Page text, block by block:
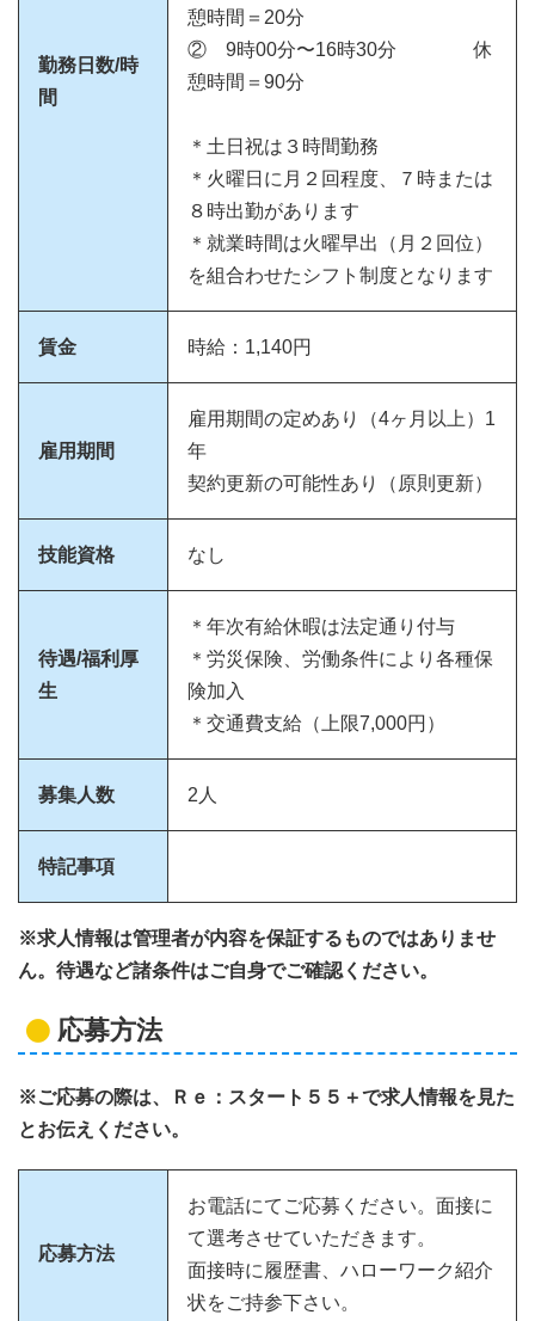
勤務日数/時
間
憩時間＝20分
② 9時00分〜16時30分 休
憩時間＝90分
＊土日祝は３時間勤務
＊火曜日に月２回程度、７時または
８時出勤があります
＊就業時間は火曜早出（月２回位）
を組合わせたシフト制度となります
賃金 時給：1,140円
雇用期間
雇用期間の定めあり（4ヶ月以上）1
年
契約更新の可能性あり（原則更新）
技能資格 なし
待遇/福利厚
生
＊年次有給休暇は法定通り付与
＊労災保険、労働条件により各種保
険加入
＊交通費支給（上限7,000円）
募集人数 2人
特記事項
※求人情報は管理者が内容を保証するものではありませ
ん。待遇など諸条件はご自身でご確認ください。
応募方法
※ご応募の際は、Ｒｅ：スタート５５＋で求人情報を見た
とお伝えください。
応募方法
お電話にてご応募ください。面接に
て選考させていただきます。
面接時に履歴書、ハローワーク紹介
状をご持参下さい。